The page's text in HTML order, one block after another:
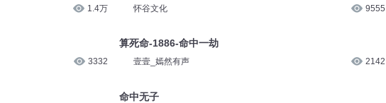
1.4万
3332
怀谷文化 9555
算死命-1886-命中一劫
壹壹_嫣然有声 2142
命中无子